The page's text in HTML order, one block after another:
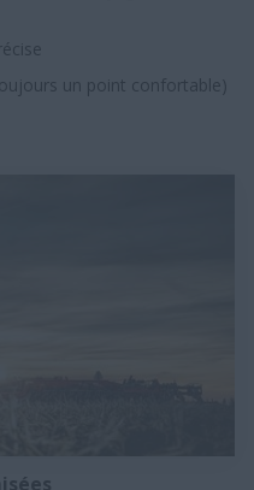
un point confortable)​​​​